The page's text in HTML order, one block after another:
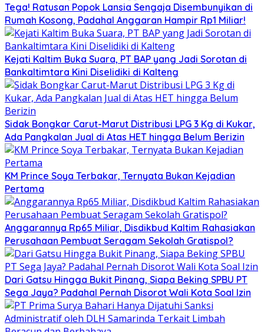
Tega! Ratusan Popok Lansia Sengaja Disembunyikan di
Rumah Kosong, Padahal Anggaran Hampir Rp1 Miliar!
Kejati Kaltim Buka Suara, PT BAP yang Jadi Sorotan di
Bankaltimtara Kini Diselidiki di Kalteng
Sidak Bongkar Carut-Marut Distribusi LPG 3 Kg di Kukar,
Ada Pangkalan Jual di Atas HET hingga Belum Berizin
KM Prince Soya Terbakar, Ternyata Bukan Kejadian
Pertama
Anggarannya Rp65 Miliar, Disdikbud Kaltim Rahasiakan
Perusahaan Pembuat Seragam Sekolah Gratispol?
Dari Gatsu Hingga Bukit Pinang, Siapa Beking SPBU PT
Sega Jaya? Padahal Pernah Disorot Wali Kota Soal Izin